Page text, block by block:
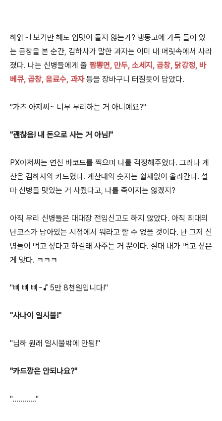
하앍~! 보기만 해도 입맛이 돌지 않는가? 냉동고에 가득 들어 있
는 곱창을 본 순간, 김하사가 말한 과자는 이미 내 머릿속에서 사라
졌다. 나는 신병들에게 줄 짬뽕면, 만두, 소세지, 곱창, 닭강정, 바
베큐, 곱창, 음료수, 과자등을 장바구니 터질듯이 담았다.
"가츠 아저씨~ 너무 무리하는 거 아니예요?"
"괜찮음! 내 돈으로 사는 거 아님!"
PX아저씨는 연신 바코드를 찍으며 나를 걱정해주었다. 그러나 계
산은 김하사의 카드였다. 계산대의 숫자는 쉴새없이 올라간다. 설
마 신병들 맛있는 거 사줬다고, 나를 죽이지는 않겠지?
아직 우리 신병들은 대대장 전입신고도 하지 않았다. 아직 최대의
난코스가 남아있는 시점에서 뭐라고 할 수 없을 것이다. 난 그저 신
병들이 먹고 싶다고 하길래 사주는 거 뿐이다. 절대 내가 먹고 싶은
게 맞다. ㅋㅋㅋ
"삐 삐 삐~♪ 5만 8천원입니다!"
"사나이 일시불!"
"님하 원래 일시불밖에 안됨!"
"카드깡은 안되나요?"
"............"